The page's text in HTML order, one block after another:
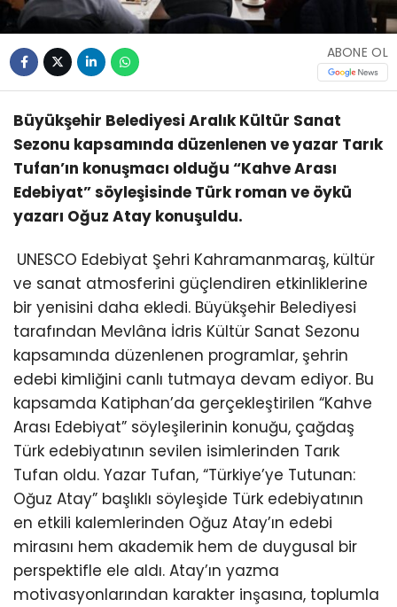
ABONE OL
Büyükşehir Belediyesi Aralık Kültür Sanat
Sezonu kapsamında düzenlenen ve yazar Tarık
Tufan’ın konuşmacı olduğu “Kahve Arası
Edebiyat” söyleşisinde Türk roman ve öykü
yazarı Oğuz Atay konuşuldu.
UNESCO Edebiyat Şehri Kahramanmaraş, kültür
ve sanat atmosferini güçlendiren etkinliklerine
bir yenisini daha ekledi. Büyükşehir Belediyesi
tarafından Mevlâna İdris Kültür Sanat Sezonu
kapsamında düzenlenen programlar, şehrin
edebi kimliğini canlı tutmaya devam ediyor. Bu
kapsamda Katiphan’da gerçekleştirilen “Kahve
Arası Edebiyat” söyleşilerinin konuğu, çağdaş
Türk edebiyatının sevilen isimlerinden Tarık
Tufan oldu. Yazar Tufan, “Türkiye’ye Tutunan:
Oğuz Atay” başlıklı söyleşide Türk edebiyatının
en etkili kalemlerinden Oğuz Atay’ın edebi
mirasını hem akademik hem de duygusal bir
perspektifle ele aldı. Atay’ın yazma
motivasyonlarından karakter inşasına, toplumla